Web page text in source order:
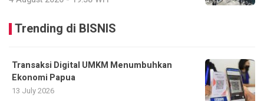
Trending di BISNIS
Transaksi Digital UMKM Menumbuhkan
Ekonomi Papua
13 July 2026